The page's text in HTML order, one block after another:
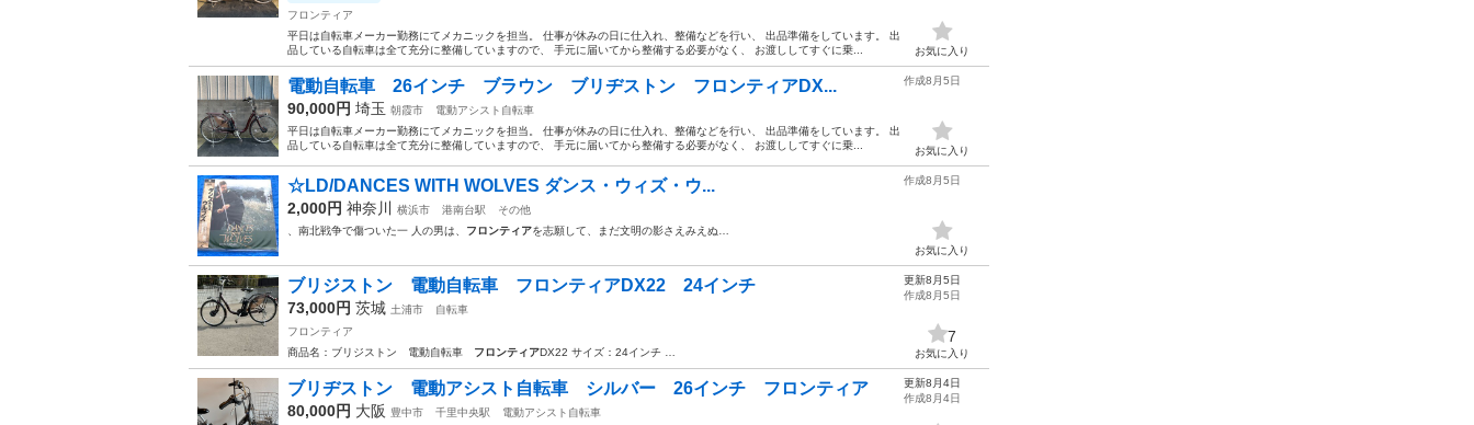
フロンティア
平日は自転車メーカー勤務にてメカニックを担当。 仕事が休みの日に仕入れ、整備などを行い、 出品準備をしています。 出
品している自転車は全て充分に整備していますので、 手元に届いてから整備する必要がなく、 お渡ししてすぐに乗...
お気に入り
電動自転車 26インチ ブラウン ブリヂストン フロンティアDX...
90,000円 埼玉 朝霞市
電動アシスト自転車
平日は自転車メーカー勤務にてメカニックを担当。 仕事が休みの日に仕入れ、整備などを行い、 出品準備をしています。 出
品している自転車は全て充分に整備していますので、 手元に届いてから整備する必要がなく、 お渡ししてすぐに乗...
作成8月5日
お気に入り
☆LD/DANCES WITH WOLVES ダンス・ウィズ・ウ...
2,000円 神奈川 横浜市 港南台駅
その他
、南北戦争で傷ついた一 人の男は、 フロンティアを志願して、まだ文明の影さえみえぬ…
作成8月5日
お気に入り
ブリジストン 電動自転車 フロンティアDX22 24インチ
73,000円 茨城 土浦市
自転車
フロンティア
商品名：ブリジストン 電動自転車 フロンティアDX22 サイズ：24インチ …
更新8月5日
作成8月5日
7
お気に入り
ブリヂストン 電動アシスト自転車 シルバー 26インチ フロンティア
80,000円 大阪 豊中市 千里中央駅
電動アシスト自転車
更新8月4日
作成8月4日